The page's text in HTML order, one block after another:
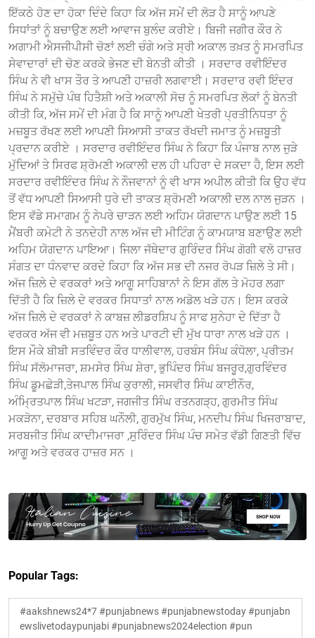
ਇੱਕਠੇ ਹੋਣ ਦਾ ਹੋਕਾ ਦਿੰਦੇ ਕਿਹਾ ਕਿ ਅੱਜ ਸਮੇਂ ਦੀ ਲੋੜ ਹੈ ਸਾਨੂੰ ਆਪਣੇ
ਸਿਧਾਂਤਾਂ ਨੂੰ ਬਚਾਉਣ ਲਈ ਆਵਾਜ ਬੁਲੰਦ ਕਰੀਏ। ਬਿਜੀ ਜਗੀਰ ਕੌਰ ਨੇ
ਅਗਾਮੀ ਐਸਜੀਪੀਸੀ ਚੋਣਾਂ ਲਈ ਚੰਗੇ ਅਤੇ ਸ੍ਰੀ ਅਕਾਲ ਤਖ਼ਤ ਨੂੰ ਸਮਰਪਿਤ
ਸੇਵਾਦਾਰਾਂ ਦੀ ਚੋਣ ਕਰਕੇ ਭੇਜਣ ਦੀ ਬੇਨਤੀ ਕੀਤੀ । ਸਰਦਾਰ ਰਵੀਇੰਦਰ
ਸਿੰਘ ਨੇ ਵੀ ਖਾਸ ਤੌਰ ਤੇ ਆਪਣੀ ਹਾਜ਼ਰੀ ਲਗਵਾਈ। ਸਰਦਾਰ ਰਵੀ ਇੰਦਰ
ਸਿੰਘ ਨੇ ਸਮੁੱਚੇ ਪੰਥ ਹਿਤੈਸ਼ੀ ਅਤੇ ਅਕਾਲੀ ਸੋਚ ਨੂੰ ਸਮਰਪਿਤ ਲੋਕਾਂ ਨੂੰ ਬੇਨਤੀ
ਕੀਤੀ ਕਿ, ਅੱਜ ਸਮੇਂ ਦੀ ਮੰਗ ਹੈ ਕਿ ਸਾਨੂੰ ਆਪਣੀ ਖੇਤਰੀ ਪ੍ਰਤੀਨਿਧਤਾ ਨੂੰ
ਮਜ਼ਬੂਤ ਰੱਖਣ ਲਈ ਆਪਣੀ ਸਿਆਸੀ ਤਾਕਤ ਰੱਖਦੀ ਜਮਾਤ ਨੂੰ ਮਜ਼ਬੂਤੀ
ਪ੍ਰਦਾਨ ਕਰੀਏ । ਸਰਦਾਰ ਰਵੀਇੰਦਰ ਸਿੰਘ ਨੇ ਕਿਹਾ ਕਿ ਪੰਜਾਬ ਨਾਲ ਜੁੜੇ
ਮੁੱਦਿਆਂ ਤੇ ਸਿਰਫ ਸ਼੍ਰੋਮਣੀ ਅਕਾਲੀ ਦਲ ਹੀ ਪਹਿਰਾ ਦੇ ਸਕਦਾ ਹੈ, ਇਸ ਲਈ
ਸਰਦਾਰ ਰਵੀਇੰਦਰ ਸਿੰਘ ਨੇ ਨੌਜਵਾਨਾਂ ਨੂੰ ਵੀ ਖਾਸ ਅਪੀਲ ਕੀਤੀ ਕਿ ਉਹ ਵੱਧ
ਤੋਂ ਵੱਧ ਆਪਣੀ ਸਿਆਸੀ ਧੁਰੇ ਦੀ ਤਾਕਤ ਸ਼੍ਰੋਮਣੀ ਅਕਾਲੀ ਦਲ ਨਾਲ ਜੁੜਨ ।
ਇਸ ਵੱਡੇ ਸਮਾਗਮ ਨੂੰ ਨੇਪਰੇ ਚਾੜਨ ਲਈ ਅਹਿਮ ਯੋਗਦਾਨ ਪਾਉਣ ਲਈ 15
ਮੈਂਬਰੀ ਕਮੇਟੀ ਨੇ ਤਨਦੇਹੀ ਨਾਲ ਅੱਜ ਦੀ ਮੀਟਿੰਗ ਨੂੰ ਕਾਮਯਾਬ ਬਣਾਉਣ ਲਈ
ਅਹਿਮ ਯੋਗਦਾਨ ਪਾਇਆ। ਜਿਲਾ ਜੱਥੇਦਾਰ ਗੁਰਿੰਦਰ ਸਿੰਘ ਗੋਗੀ ਵਲੋ ਹਾਜ਼ਰ
ਸੰਗਤ ਦਾ ਧੰਨਵਾਦ ਕਰਦੇ ਕਿਹਾ ਕਿ ਅੱਜ ਸਭ ਦੀ ਨਜਰ ਰੋਪੜ ਜ਼ਿਲੇ ਤੇ ਸੀ।
ਅੱਜ ਜ਼ਿਲੇ ਦੇ ਵਰਕਰਾਂ ਅਤੇ ਆਗੂ ਸਾਹਿਬਾਨਾਂ ਨੇ ਇਸ ਗੱਲ ਤੇ ਮੋਹਰ ਲਗਾ
ਦਿੱਤੀ ਹੈ ਕਿ ਜ਼ਿਲੇ ਦੇ ਵਰਕਰ ਸਿਧਾਤਾਂ ਨਾਲ ਅਡੋਲ ਖੜੇ ਹਨ। ਇਸ ਕਰਕੇ
ਅੱਜ ਜ਼ਿਲੇ ਦੇ ਵਰਕਰਾਂ ਨੇ ਕਾਬਜ਼ ਲੀਡਰਸ਼ਿਪ ਨੂੰ ਸਾਫ ਸੁਨੇਹਾ ਦੇ ਦਿੱਤਾ ਹੈ
ਵਰਕਰ ਅੱਜ ਵੀ ਮਜ਼ਬੂਤ ਹਨ ਅਤੇ ਪਾਰਟੀ ਦੀ ਮੁੱਖ ਧਾਰਾ ਨਾਲ ਖੜੇ ਹਨ ।
ਇਸ ਮੌਕੇ ਬੀਬੀ ਸਤਵਿੰਦਰ ਕੌਰ ਧਾਲੀਵਾਲ, ਹਰਬੰਸ ਸਿੰਘ ਕੰਧੋਲਾ, ਪ੍ਰੀਤਮ
ਸਿੰਘ ਸੱਲੋਮਾਜਰਾ, ਸ਼ਮਸੇਰ ਸਿੰਘ ਸ਼ੇਰਾ, ਭੁਪਿੰਦਰ ਸਿੰਘ ਬਜਰੂਰ,ਗੁਰਵਿੰਦਰ
ਸਿੰਘ ਡੂਮਛੇੜੀ,ਤੇਜਪਾਲ ਸਿੰਘ ਕੁਰਾਲੀ, ਜਸਵੀਰ ਸਿੰਘ ਕਾਈਨੌਰ,
ਅੰਮ੍ਰਿਤਪਾਲ ਸਿੰਘ ਖਟੜਾ, ਜਗਜੀਤ ਸਿੰਘ ਰਤਨਗੜ੍ਹ, ਗੁਰਮੀਤ ਸਿੰਘ
ਮਕੜੋਨਾ, ਦਰਬਾਰ ਸਹਿਬ ਘਨੌਲੀ, ਗੁਰਮੁੱਖ ਸਿੰਘ, ਮਨਦੀਪ ਸਿੰਘ ਖਿਜਰਾਬਾਦ,
ਸਰਬਜੀਤ ਸਿੰਘ ਕਾਦੀਮਾਜਰਾ ,ਸੁਰਿੰਦਰ ਸਿੰਘ ਪੰਚ ਸਮੇਤ ਵੱਡੀ ਗਿਣਤੀ ਵਿੱਚ
ਆਗੂ ਅਤੇ ਵਰਕਰ ਹਾਜ਼ਰ ਸਨ ।
Popular Tags:
#aakshnews24*7 #punjabnews #punjabnewstoday #punjabn
ewslivetodaypunjabi #punjabnews2024election #pun